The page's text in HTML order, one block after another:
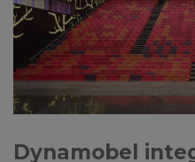
Dynamobel